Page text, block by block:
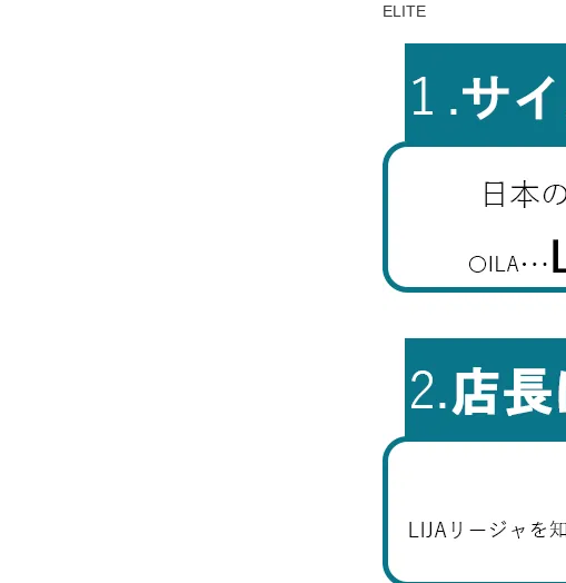
ELITE